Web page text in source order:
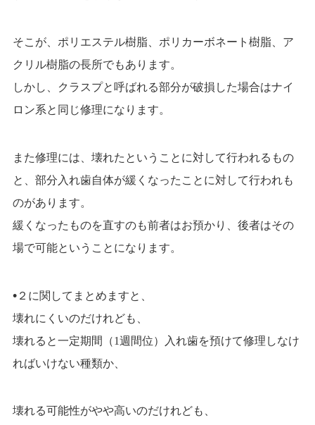
そこが、ポリエステル樹脂、ポリカーボネート樹脂、ア
クリル樹脂の長所でもあります。
しかし、クラスプと呼ばれる部分が破損した場合はナイ
ロン系と同じ修理になります。
また修理には、 壊れたということに対して行われるもの
と、 部分入れ歯自体が緩くなったことに対して行われも
のがあります。
緩くなったものを直すのも前者はお預かり、後者はその
場で可能ということになります。
•２に関してまとめますと、
壊れにくいのだけれども、
壊れると一定期間（1週間位）入れ歯を預けて修理しなけ
ればいけない種類か、
壊れる可能性がやや高いのだけれども、